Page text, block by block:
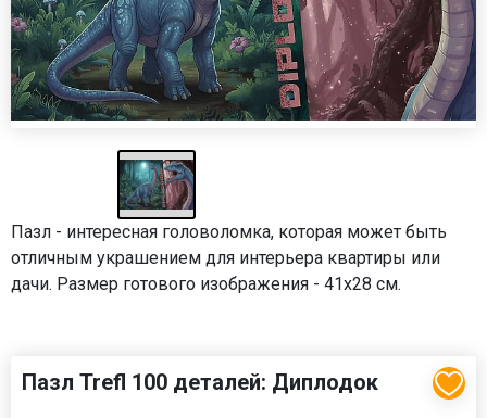
Пазл - интересная головоломка, которая может быть
отличным украшением для интерьера квартиры или
дачи. Размер готового изображения - 41х28 см.
Пазл Trefl 100 деталей: Диплодок